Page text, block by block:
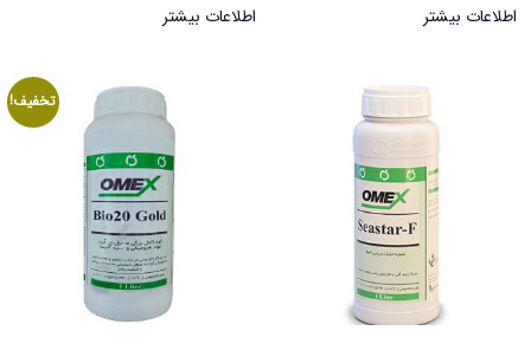
اطلاعات بیشتر اطلاعات بیشتر
تخفیف!